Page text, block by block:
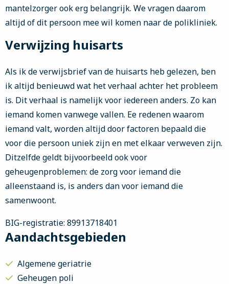
mantelzorger ook erg belangrijk. We vragen daarom
altijd of dit persoon mee wil komen naar de polikliniek.
Verwijzing huisarts
Als ik de verwijsbrief van de huisarts heb gelezen, ben
ik altijd benieuwd wat het verhaal achter het probleem
is. Dit verhaal is namelijk voor iedereen anders. Zo kan
iemand komen vanwege vallen. Ee redenen waarom
iemand valt, worden altijd door factoren bepaald die
voor die persoon uniek zijn en met elkaar verweven zijn.
Ditzelfde geldt bijvoorbeeld ook voor
geheugenproblemen: de zorg voor iemand die
alleenstaand is, is anders dan voor iemand die
samenwoont.
BIG-registratie: 89913718401
Aandachtsgebieden
Algemene geriatrie
Geheugen poli